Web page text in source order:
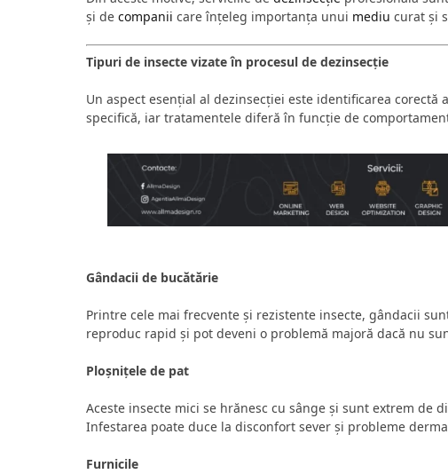
și de companii care înțeleg importanța unui mediu curat și
Tipuri de insecte vizate în procesul de dezinsecție
Un aspect esențial al dezinsecției este identificarea
specifică, iar tratamentele diferă în funcție de
Gândacii de bucătărie
Printre cele mai frecvente și rezistente insecte, gândacii
reproduc rapid și pot deveni o problemă majoră dacă nu
Ploșnițele de pat
Aceste insecte mici se hrănesc cu sânge și sunt extrem de
Infestarea poate duce la disconfort sever și probleme
Furnicile